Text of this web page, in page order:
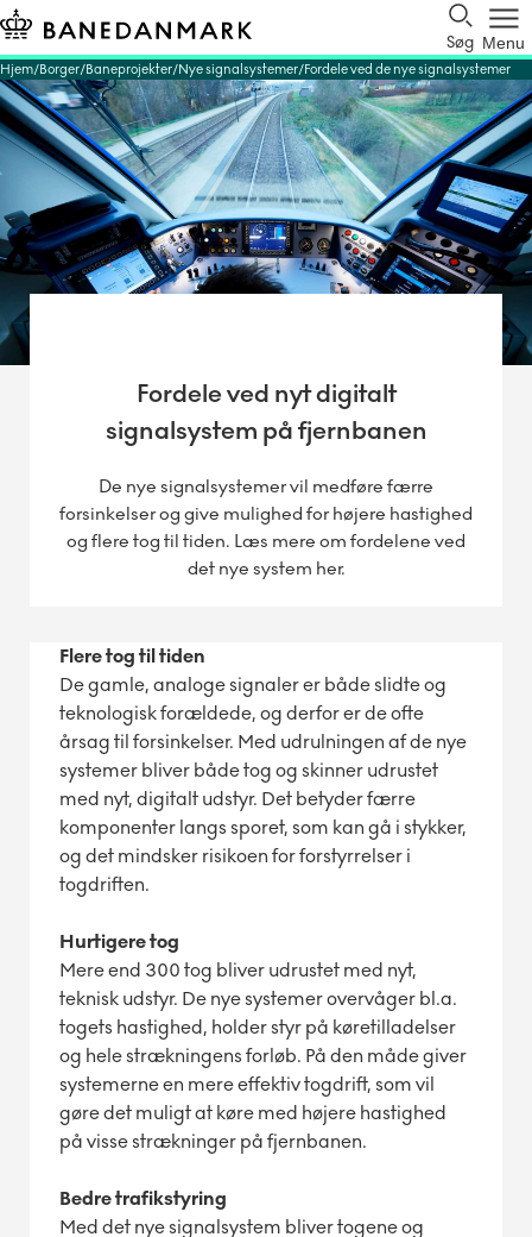
Søg Menu
Hjem Borger Baneprojekter Nye signalsystemer Fordele ved de nye signalsystemer
Fordele ved nyt digitalt
signalsystem på fjernbanen
De nye signalsystemer vil medføre færre
forsinkelser og give mulighed for højere hastighed
og flere tog til tiden. Læs mere om fordelene ved
det nye system her.
Flere tog til tiden
De gamle, analoge signaler er både slidte og
teknologisk forældede, og derfor er de ofte
årsag til forsinkelser. Med udrulningen af de nye
systemer bliver både tog og skinner udrustet
med nyt, digitalt udstyr. Det betyder færre
komponenter langs sporet, som kan gå i stykker,
og det mindsker risikoen for forstyrrelser i
togdriften.
Hurtigere tog
Mere end 300 tog bliver udrustet med nyt,
teknisk udstyr. De nye systemer overvåger bl.a.
togets hastighed, holder styr på køretilladelser
og hele strækningens forløb. På den måde giver
systemerne en mere effektiv togdrift, som vil
gøre det muligt at køre med højere hastighed
på visse strækninger på fjernbanen.
Bedre trafikstyring
Med det nye signalsystem bliver togene og